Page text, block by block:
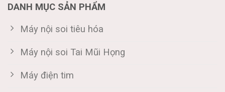
DANH MỤC SẢN PHẨM
Máy nội soi tiêu hóa
Máy nội soi Tai Mũi Họng
Máy điện tim